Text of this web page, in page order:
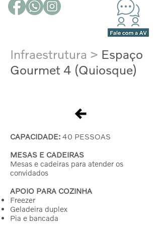
Infraestrutura > Espaço
Gourmet 4 (Quiosque)
CAPACIDADE: 40 PESSOAS
MESAS E CADEIRAS
Mesas e cadeiras para atender os
convidados
APOIO PARA COZINHA
Freezer
Geladeira duplex
Pia e bancada